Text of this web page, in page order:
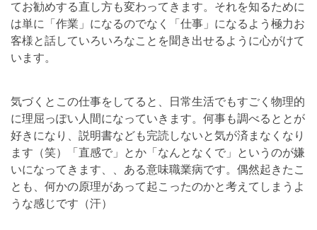
てお勧めする直し方も変わってきま す。それを知るために
は単に「作業」になるのでなく「仕事」 になるよう極力お
客様と話していろいろなことを聞き出せるように心がけて
います。
気づくとこの仕事をしてると、
日常生活でもすごく物理的
に理屈っぽい人間になっていきます。 何事も調べるととが
好きになり、 説明書なども完読しないと気が済まなくなり
ます（笑）「直感で」とか「なんとなくで」というのが嫌
いになってきます、
、ある意味職業病です。偶然起きたこ
とも、 何かの原理があって起こったのかと考えてしまうよ
うな感じです（汗）